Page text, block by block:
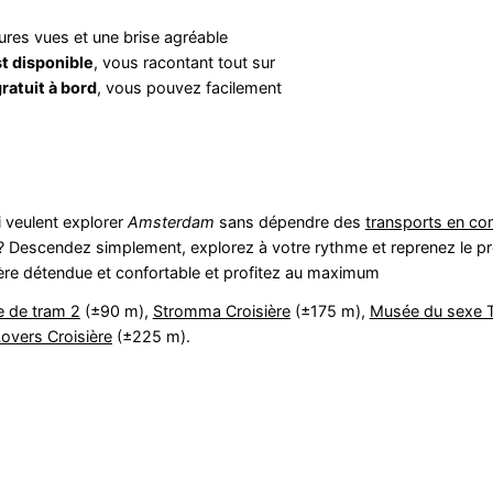
vues et une brise agréable
disponible, vous racontant tout sur
à bord, vous pouvez facilement
explorer Amsterdam sans dépendre des transports en
simplement, explorez à votre rythme et reprenez le
détendue et confortable et profitez au maximum
de tram 2 (±90 m), Stromma Croisière(±175 m), Musée du sexe
Croisière(±225 m).